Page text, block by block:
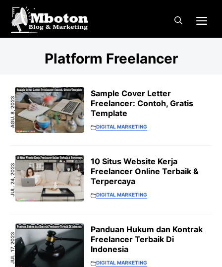
Langsung
Platform Freelancer
AGU. 8, 2023
Sample Cover Letter
Freelancer: Contoh, Gratis
Template
DIGITAL MARKETING
JUL. 24, 2023
10 Situs Website Kerja
Freelancer Online Terbaik &
Terpercaya
DIGITAL MARKETING
JUL. 17, 2023
Panduan Hukum dan Kontrak
Freelancer Terbaik Di
Indonesia
DIGITAL MARKETING